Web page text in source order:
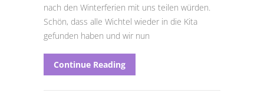
nach den Winterferien mit uns teilen würden.
Schön, dass alle Wichtel wieder in die Kita
gefunden haben und wir nun
Continue Reading